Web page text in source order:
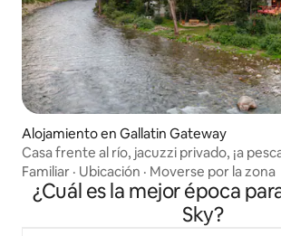
Alojamiento en Gallatin Gateway
Casa frente al río, jacuzzi privado, ¡a
Familiar · Ubicación · Moverse por la zona
¿Cuál es la mejor época
Sky?